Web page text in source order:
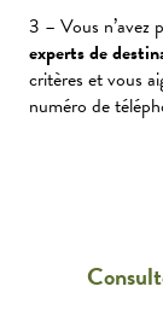
3 – Vous n’avez
experts de
critères et vous
numéro de